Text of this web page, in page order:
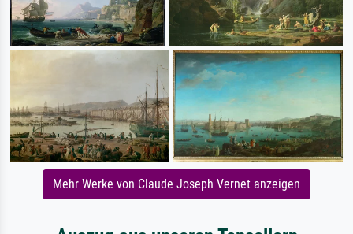
Mehr Werke von Claude Joseph Vernet anzeigen